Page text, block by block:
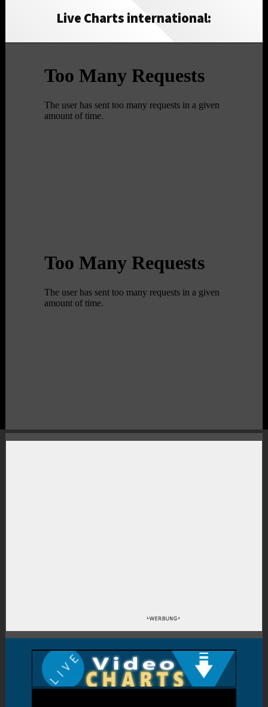
Live Charts international: